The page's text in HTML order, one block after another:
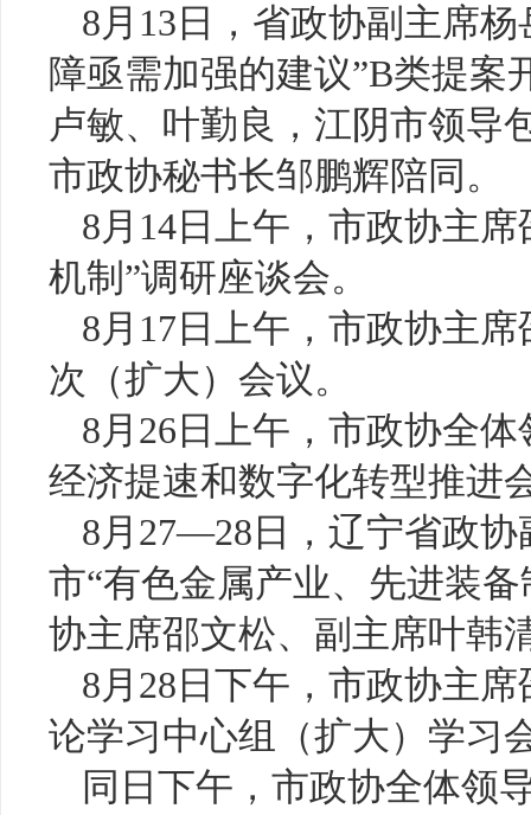
8月13日，省政协副主席
障亟需加强的建议”B类提案
卢敏、叶勤良，江阴市领导
市政协秘书长邹鹏辉陪同。
8月14日上午，市政协主
机制”调研座谈会。
8月17日上午，市政协主
次（扩大）会议。
8月26日上午，市政协全
经济提速和数字化转型推进
8月27—28日，辽宁省政
市“有色金属产业、先进装
协主席邵文松、副主席叶韩
8月28日下午，市政协主
论学习中心组（扩大）学习
同日下午，市政协全体领